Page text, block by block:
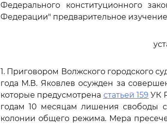
Федерального конституционного
Федерации" предварительное
1. Приговором Волжского городского
года М.В. Яковлев осужден за
которые предусмотрена статьей 159 УК
годам 10 месяцам лишения свободы
колонии общего режима. Мера